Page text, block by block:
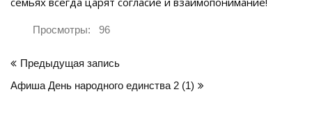
Просмотры: 96
по
Предыдущая запись
Афиша День народного единства 2 (1)